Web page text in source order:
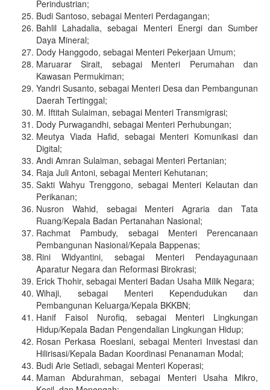
Perindustrian;
Budi Santoso, sebagai Menteri Perdagangan;
Bahlil Lahadalia, sebagai Menteri Energi dan Sumber
Daya Mineral;
Dody Hanggodo, sebagai Menteri Pekerjaan Umum;
Maruarar Sirait, sebagai Menteri Perumahan dan
Kawasan Permukiman;
Yandri Susanto, sebagai Menteri Desa dan Pembangunan
Daerah Tertinggal;
M. Iftitah Sulaiman, sebagai Menteri Transmigrasi;
Dody Purwagandhi, sebagai Menteri Perhubungan;
Meutya Viada Hafid, sebagai Menteri Komunikasi dan
Digital;
Andi Amran Sulaiman, sebagai Menteri Pertanian;
Raja Juli Antoni, sebagai Menteri Kehutanan;
Sakti Wahyu Trenggono, sebagai Menteri Kelautan dan
Perikanan;
Nusron Wahid, sebagai Menteri Agraria dan Tata
Ruang/Kepala Badan Pertanahan Nasional;
Rachmat Pambudy, sebagai Menteri Perencanaan
Pembangunan Nasional/Kepala Bappenas;
Rini Widyantini, sebagai Menteri Pendayagunaan
Aparatur Negara dan Reformasi Birokrasi;
Erick Thohir, sebagai Menteri Badan Usaha Milik Negara;
Wihaji, sebagai Menteri Kependudukan dan
Pembangunan Keluarga/Kepala BKKBN;
Hanif Faisol Nurofiq, sebagai Menteri Lingkungan
Hidup/Kepala Badan Pengendalian Lingkungan Hidup;
Rosan Perkasa Roeslani, sebagai Menteri Investasi dan
Hilirisasi/Kepala Badan Koordinasi Penanaman Modal;
Budi Arie Setiadi, sebagai Menteri Koperasi;
Maman Abdurahman, sebagai Menteri Usaha Mikro,